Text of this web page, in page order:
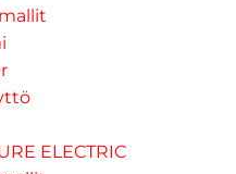
ELECTRIC